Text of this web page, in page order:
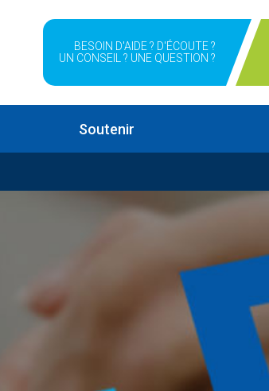
BESOIN D'AIDE ? D'ÉCOUTE ?
UN CONSEIL ? UNE QUESTION ?
Soutenir